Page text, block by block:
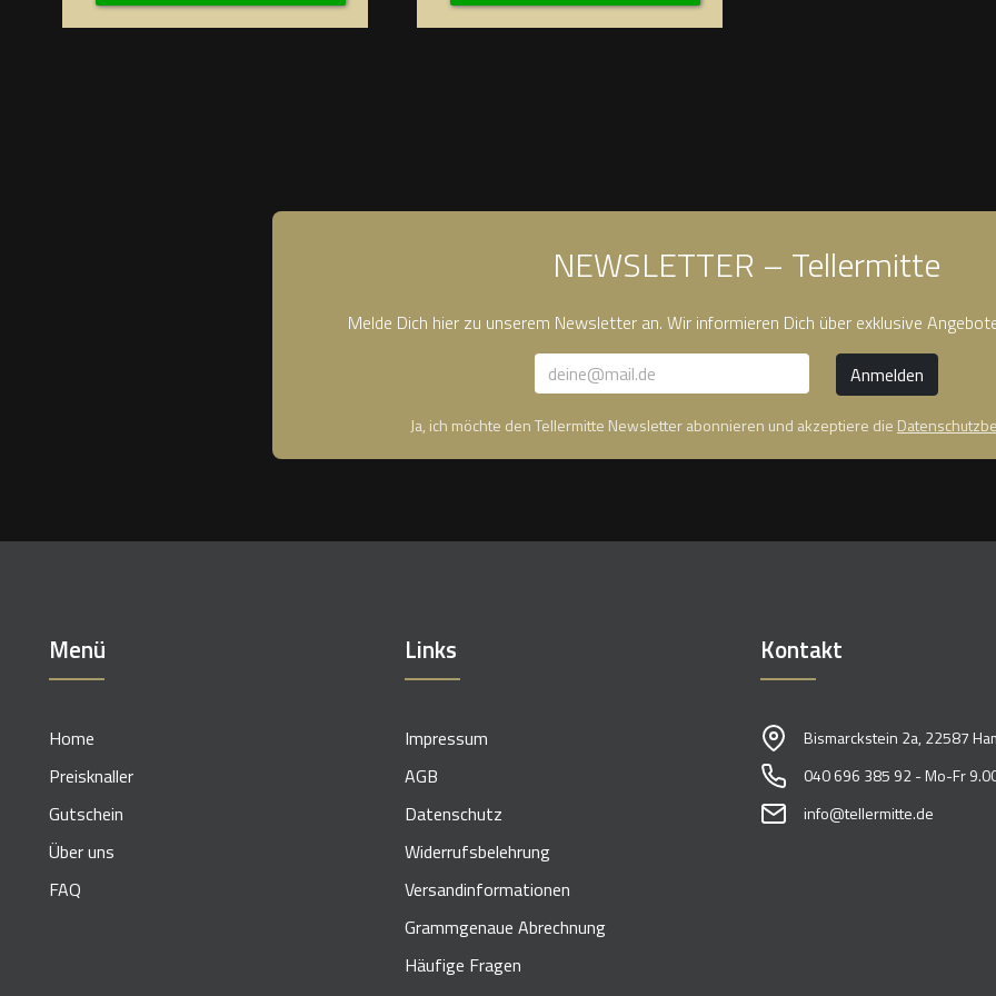
NEWSLETTER – Tellermitte
Melde Dich hier zu unserem Newsletter an. Wir informieren Dich über exklusive
Ja, ich möchte den Tellermitte Newsletter abonnieren und akzeptiere die
Menü
Home
Preisknaller
Gutschein
Über uns
FAQ
Links
Impressum
AGB
Datenschutz
Widerrufsbelehrung
Versandinformationen
Grammgenaue Abrechnung
Häufige Fragen
Kontakt
Bismarckstein 2a, 22587
040 696 385 92 - Mo-Fr
info@tellermitte.de